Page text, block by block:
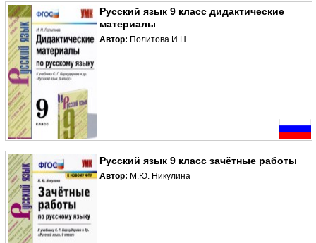
Русский язык 9 класс дидактические
материалы
Автор: Политова И.Н.
Русский язык 9 класс зачётные работы
Автор: М.Ю. Никулина